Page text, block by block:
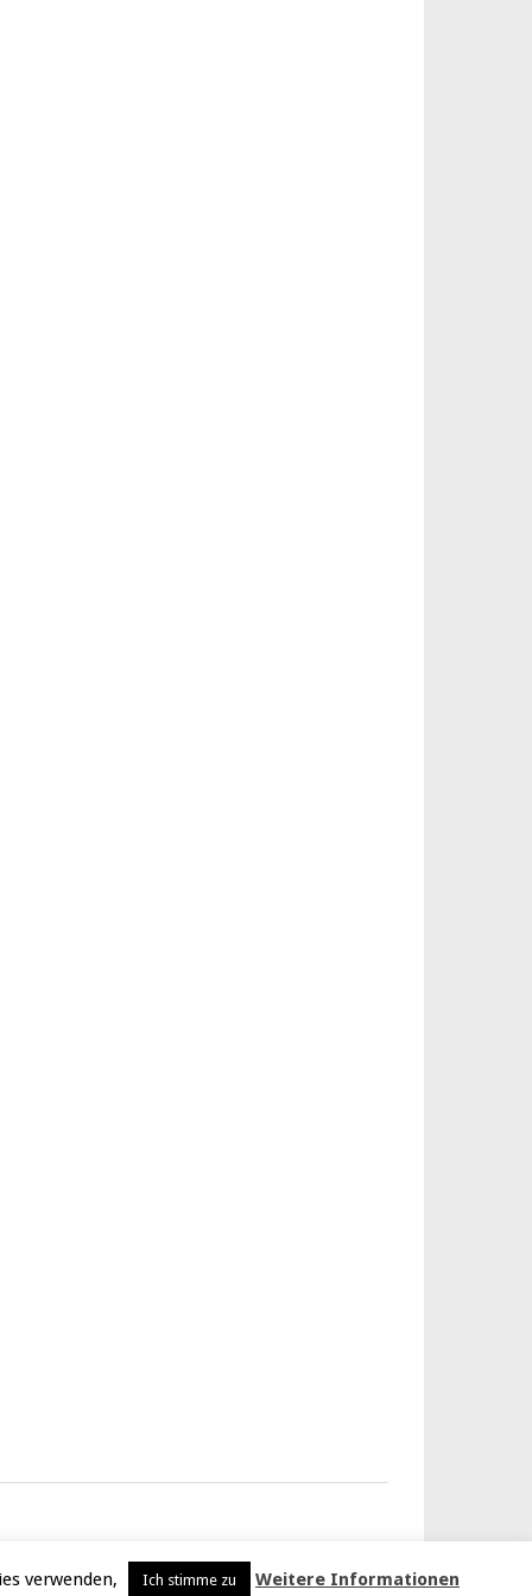
verwenden, Ich stimme zu Weitere Informationen